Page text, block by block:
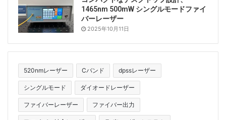
1465nm 500mW シングルモードファイ
バーレーザー
2025年10月11日
520nmレーザー Cバンド dpssレーザー
シングルモード ダイオードレーザー
ファイバーレーザー ファイバー出力